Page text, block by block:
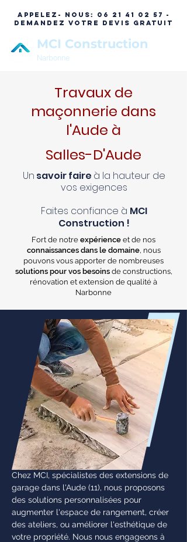
APPELEZ- NOUS:
06 21 41 02 57 -
DEMANDEZ VOTRE DEVIS GRATUIT
MCI Construction
Narbonne
Travaux de
maçonnerie dans
l'Aude à
Salles-D'Aude
Un savoir faire à la hauteur de
vos exigences
Faites confiance à MCI
Construction !
Fort de notre expérience et de nos
connaissances dans le domaine, nous
pouvons vous apporter de nombreuses
solutions pour vos besoinsde constructions,
rénovation et extension de qualité à
Narbonne
Chez MCI, spécialistes des extensions de
garage dans l'Aude (11), nous proposons
des solutions personnalisées pour
augmenter l'espace de rangement, créer
des ateliers, ou améliorer l'esthétique de
votre propriété. Nous nous engageons à